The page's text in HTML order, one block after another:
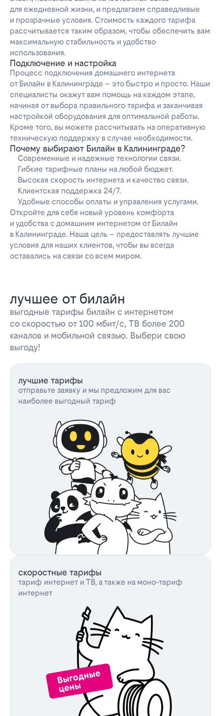
для ежедневной жизни, и предлагаем справедливые
и прозрачные условия. Стоимость каждого тарифа
рассчитывается таким образом, чтобы обеспечить вам
максимальную стабильность и удобство
использования.
Подключение и настройка
Процесс подключения домашнего интернета
от Билайн в Калининграде – это быстро и просто. Наши
специалисты окажут вам помощь на каждом этапе,
начиная от выбора правильного тарифа и заканчивая
настройкой оборудования для оптимальной работы.
Кроме того, вы можете рассчитывать на оперативную
техническую поддержку в случае необходимости.
Почему выбирают Билайн в Калининграде?
Современные и надежные технологии связи.
Гибкие тарифные планы на любой бюджет.
Высокая скорость интернета и качество связи.
Клиентская поддержка 24/7.
Удобные способы оплаты и управления услугами.
Откройте для себя новый уровень комфорта
и удобства с домашним интернетом от Билайн
в Калининграде. Наша цель – предоставлять лучшие
условия для наших клиентов, чтобы вы всегда
оставались на связи со всем миром.
лучшее от билайн
выгодные тарифы билайн с интернетом
со скоростью от 100 мбит/с, ТВ более 200
каналов и мобильной связью. Выбери свою
выгоду!
лучшие тарифы
отправьте заявку и мы предложим для вас
наиболее выгодный тариф
скоростные тарифы
тариф интернет и ТВ, а также на моно-тариф
интернет